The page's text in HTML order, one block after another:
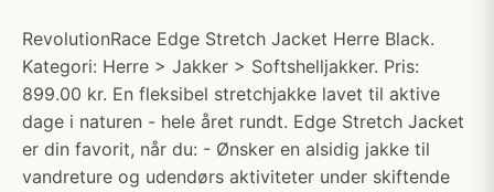
RevolutionRace Edge Stretch Jacket Herre Black.
Kategori: Herre > Jakker > Softshelljakker. Pris:
899.00 kr. En fleksibel stretchjakke lavet til aktive
dage i naturen - hele året rundt. Edge Stretch Jacket
er din favorit, når du: - Ønsker en alsidig jakke til
vandreture og udendørs aktiviteter under skiftende